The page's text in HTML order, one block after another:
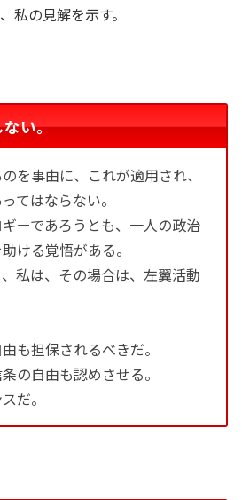
私の見解を示す。
い。
を事由に、これが適用され、
てはならない。
ーであろうとも、一人の政治
ける覚悟がある。
私は、その場合は、左翼活動
も担保されるべきだ。
の自由も認めさせる。
だ。